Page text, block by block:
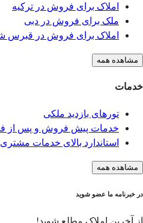
املاک برای فروش در ترکیه
ملک برای فروش در دبی
املاک برای فروش در قبرس
مشاهده همه
خدمات
تورهای بازدید ملکی
خدمات پیش فروش و پس از
استاندارد بالای خدمات مشتری
مشاهده همه
در خبرنامه ما عضو شوید